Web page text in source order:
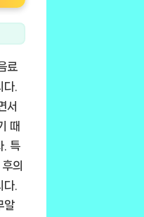
료
.
서
때
. 특
의
.
알